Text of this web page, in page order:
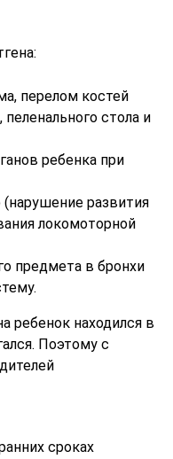
перелом костей
пеленального стола и
ребенка при
развития
локомоторной
предмета в бронхи
ребенок находился в
Поэтому с
сроках